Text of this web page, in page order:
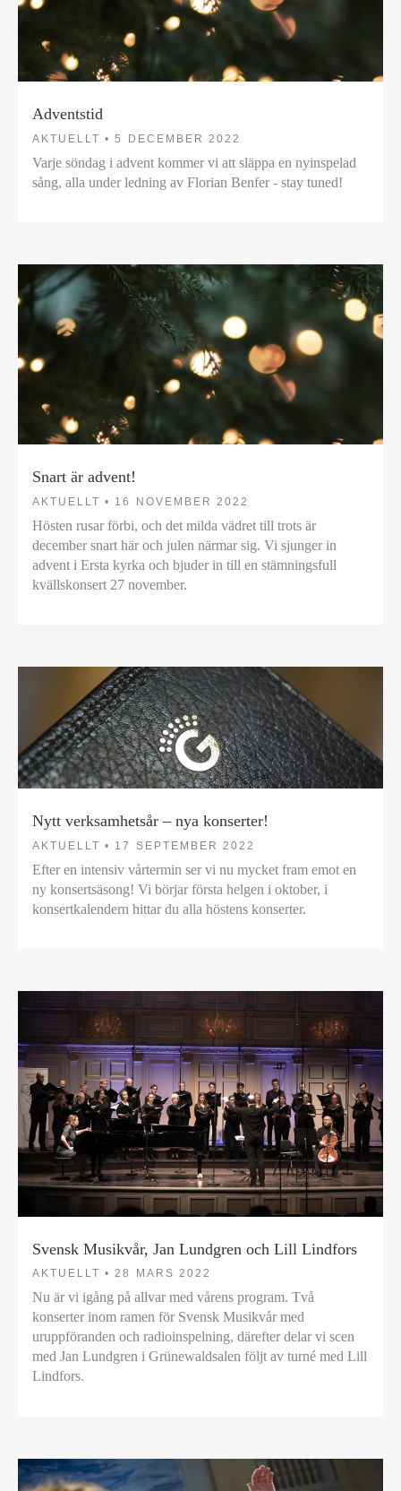
Adventstid
AKTUELLT • 5 DECEMBER 2022
Varje söndag i advent kommer vi att släppa en nyinspelad
sång, alla under ledning av Florian Benfer - stay tuned!
Snart är advent!
AKTUELLT • 16 NOVEMBER 2022
Hösten rusar förbi, och det milda vädret till trots är
december snart här och julen närmar sig. Vi sjunger in
advent i Ersta kyrka och bjuder in till en stämningsfull
kvällskonsert 27 november.
Nytt verksamhetsår – nya konserter!
AKTUELLT • 17 SEPTEMBER 2022
Efter en intensiv vårtermin ser vi nu mycket fram emot en
ny konsertsäsong! Vi börjar första helgen i oktober, i
konsertkalendern hittar du alla höstens konserter.
Svensk Musikvår, Jan Lundgren och Lill Lindfors
AKTUELLT • 28 MARS 2022
Nu är vi igång på allvar med vårens program. Två
konserter inom ramen för Svensk Musikvår med
uruppföranden och radioinspelning, därefter delar vi scen
med Jan Lundgren i Grünewaldsalen följt av turné med Lill
Lindfors.